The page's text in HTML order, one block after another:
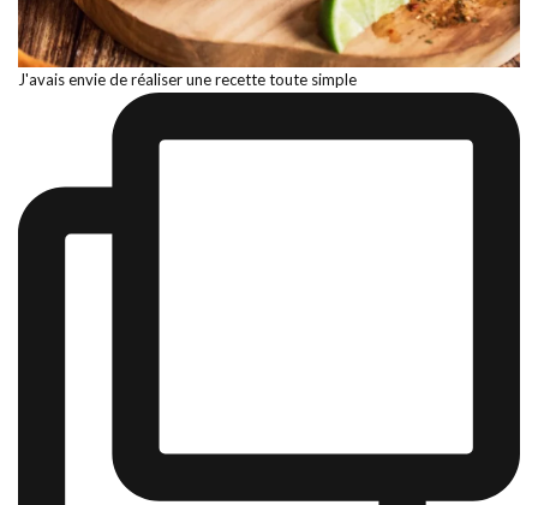
J'avais envie de réaliser une recette toute simple